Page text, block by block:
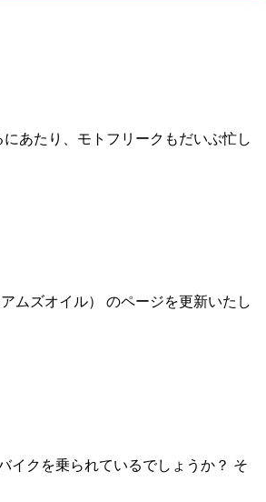
あたり、モトフリークもだいぶ忙し
ムズオイル） のページを更新いたし
イクを乗られているでしょうか？ そ